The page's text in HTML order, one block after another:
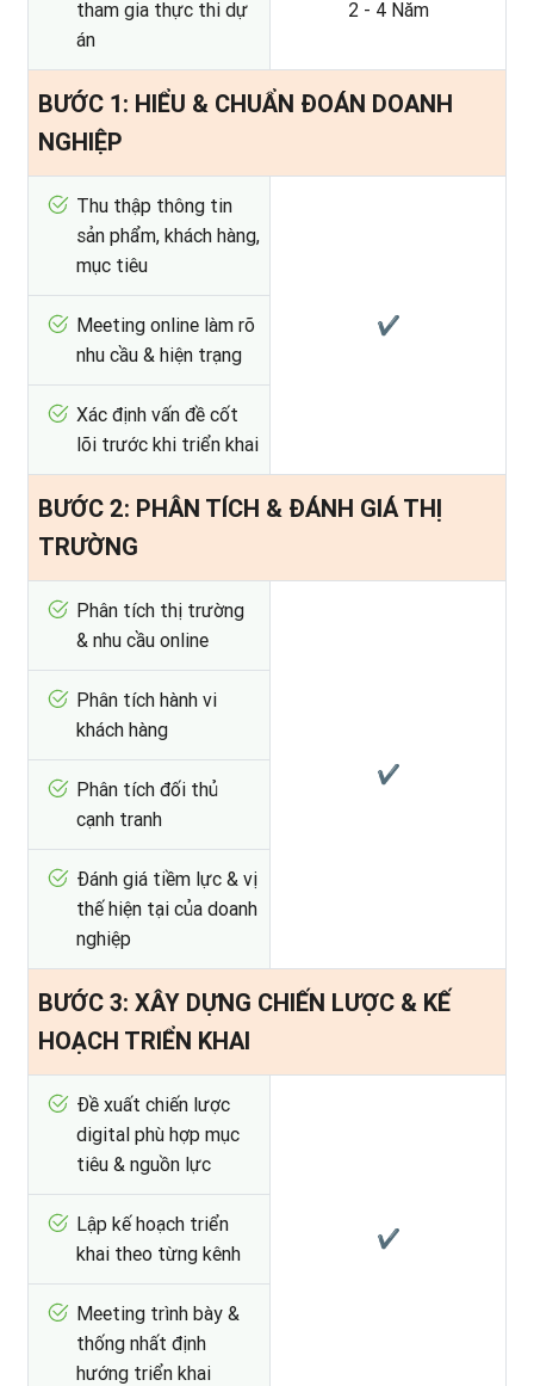
tham gia thực thi dự
án
2 - 4 Năm
BƯỚC 1: HIỂU & CHUẨN ĐOÁN DOANH
NGHIỆP
Thu thập thông tin
sản phẩm, khách hàng,
mục tiêu
✔
Meeting online làm rõ
nhu cầu & hiện trạng
Xác định vấn đề cốt
lõi trước khi triển khai
BƯỚC 2: PHÂN TÍCH & ĐÁNH GIÁ THỊ
TRƯỜNG
Phân tích thị trường
& nhu cầu online
✔
Phân tích hành vi
khách hàng
Phân tích đối thủ
cạnh tranh
Đánh giá tiềm lực & vị
thế hiện tại của doanh
nghiệp
BƯỚC 3: XÂY DỰNG CHIẾN LƯỢC & KẾ
HOẠCH TRIỂN KHAI
Đề xuất chiến lược
digital phù hợp mục
tiêu & nguồn lực
✔
Lập kế hoạch triển
khai theo từng kênh
Meeting trình bày &
thống nhất định
hướng triển khai